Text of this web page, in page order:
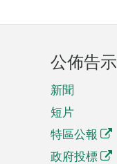
公佈告示
新聞
短片
特區公報
政府投標